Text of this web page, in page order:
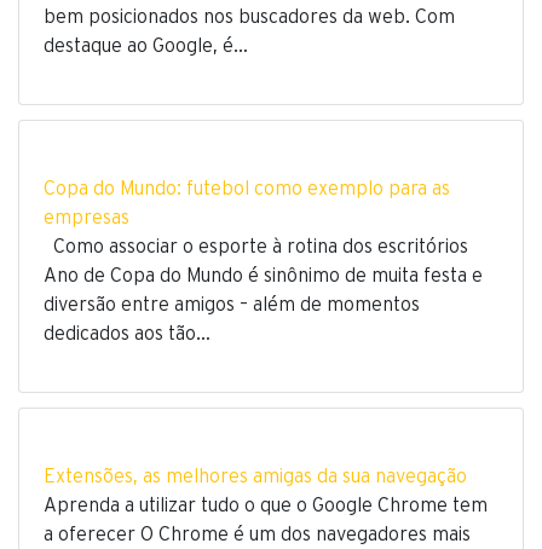
bem posicionados nos buscadores da web. Com
destaque ao Google, é…
Copa do Mundo: futebol como exemplo para as
empresas
Como associar o esporte à rotina dos escritórios
Ano de Copa do Mundo é sinônimo de muita festa e
diversão entre amigos – além de momentos
dedicados aos tão…
Extensões, as melhores amigas da sua navegação
Aprenda a utilizar tudo o que o Google Chrome tem
a oferecer O Chrome é um dos navegadores mais